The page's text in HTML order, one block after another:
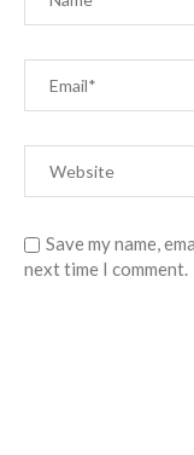
Save my name,
next time I comment.